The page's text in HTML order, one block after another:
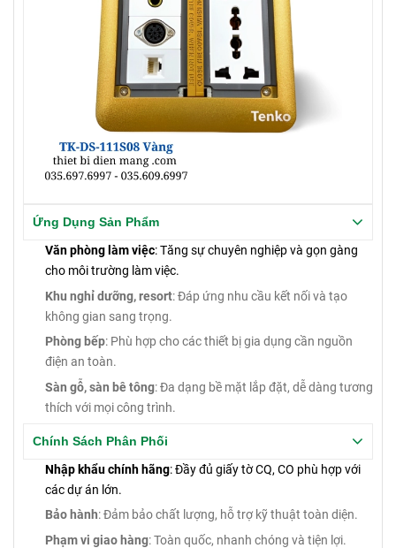
Ứng Dụng Sản Phẩm
Văn phòng làm việc: Tăng sự chuyên nghiệp và gọn gàng
cho môi trường làm việc.
Khu nghỉ dưỡng, resort: Đáp ứng nhu cầu kết nối và tạo
không gian sang trọng.
Phòng bếp: Phù hợp cho các thiết bị gia dụng cần nguồn
điện an toàn.
Sàn gỗ, sàn bê tông: Đa dạng bề mặt lắp đặt, dễ dàng tương
thích với mọi công trình.
Chính Sách Phân Phối
Nhập khẩu chính hãng: Đầy đủ giấy tờ CQ, CO phù hợp với
các dự án lớn.
Bảo hành: Đảm bảo chất lượng, hỗ trợ kỹ thuật toàn diện.
Phạm vi giao hàng: Toàn quốc, nhanh chóng và tiện lợi.